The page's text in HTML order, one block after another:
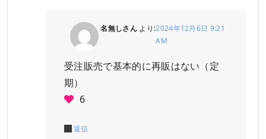
名無しさん より:2024年12月6日 9:21
AM
受注販売で基本的に再販はない（定
期）
6
返信